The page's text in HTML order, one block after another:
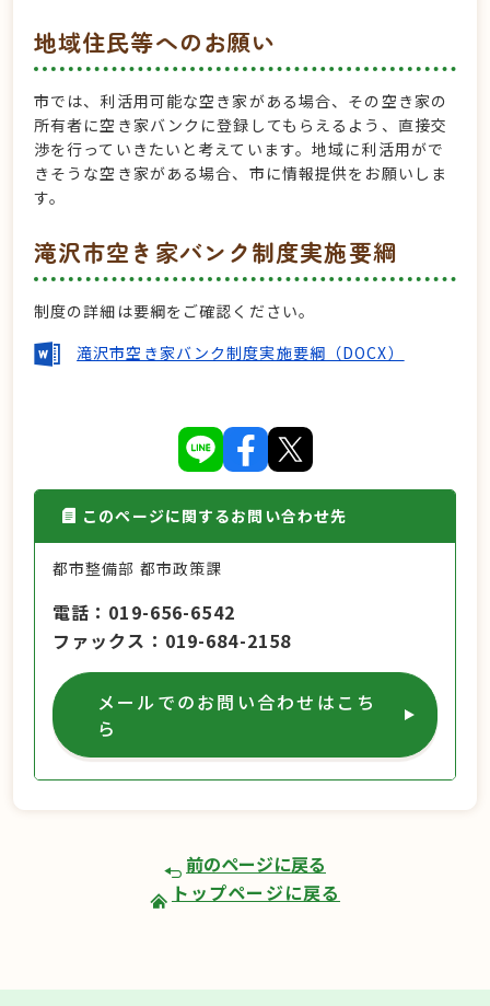
地域住民等へのお願い
市では、利活用可能な空き家がある場合、その空き家の
所有者に空き家バンクに登録してもらえるよう、直接交
渉を行っていきたいと考えています。地域に利活用がで
きそうな空き家がある場合、市に情報提供をお願いしま
す。
滝沢市空き家バンク制度実施要綱
制度の詳細は要綱をご確認ください。
滝沢市空き家バンク制度実施要綱（DOCX）
このページに関するお問い合わせ先
都市整備部 都市政策課
電話
019-656-6542
ファックス
019-684-2158
メールでのお問い合わせはこち
ら
前のページに戻る
トップページに戻る